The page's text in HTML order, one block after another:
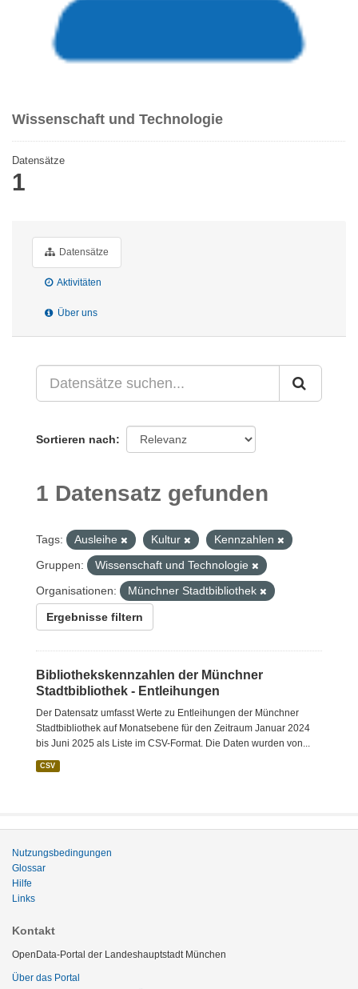
Wissenschaft und Technologie
Datensätze
1
Datensätze
Aktivitäten
Über uns
Sortieren nach
1 Datensatz gefunden
Tags: Ausleihe Kultur
Kennzahlen
Gruppen:
Wissenschaft und Technologie
Organisationen:
Münchner Stadtbibliothek
Ergebnisse filtern
Bibliothekskennzahlen der Münchner
Stadtbibliothek - Entleihungen
Der Datensatz umfasst Werte zu Entleihungen der Münchner
Stadtbibliothek auf Monatsebene für den Zeitraum Januar 2024
bis Juni 2025 als Liste im CSV-Format. Die Daten wurden von...
CSV
Nutzungsbedingungen
Glossar
Hilfe
Links
Kontakt
OpenData-Portal der Landeshauptstadt München
Über das Portal